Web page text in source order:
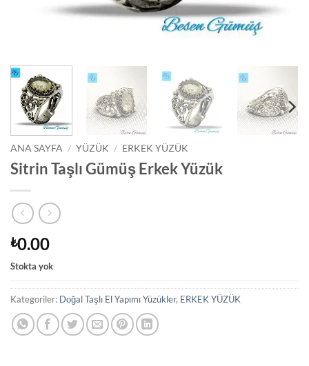
ANA SAYFA / YÜZÜK / ERKEK YÜZÜK
Sitrin Taşlı Gümüş Erkek Yüzük
₺0.00
Stokta yok
Kategoriler: Doğal Taşlı El Yapımı Yüzükler, ERKEK YÜZÜK